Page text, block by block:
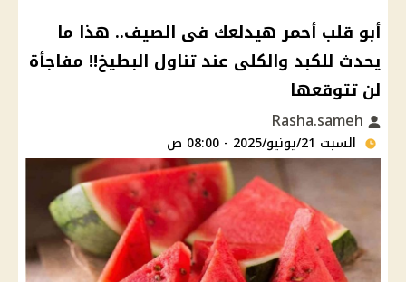
أبو قلب أحمر هيدلعك فى الصيف.. هذا ما
يحدث للكبد والكلى عند تناول البطيخ!! مفاجأة
لن تتوقعها
السبت 21/يونيو/2025 - 08:00 ص